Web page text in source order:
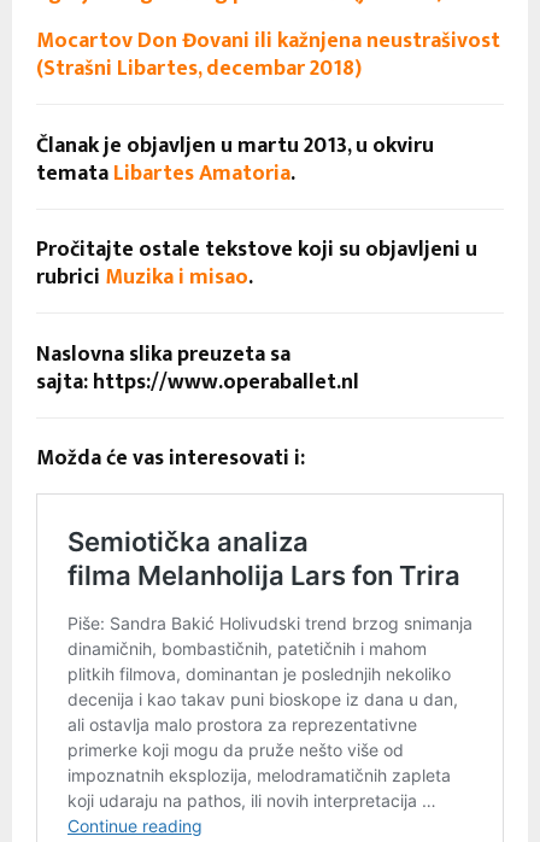
Mocartov Don Đovani ili kažnjena neustrašivost
(Strašni Libartes, decembar 2018)
Članak je objavljen u martu 2013, u okviru
temataLibartes Amatoria.
Pročitajte ostale tekstove koji su objavljeni u
rubrici Muzika i misao.
Naslovna slika preuzeta sa
sajta: https://www.operaballet.nl
Možda će vas interesovati i: